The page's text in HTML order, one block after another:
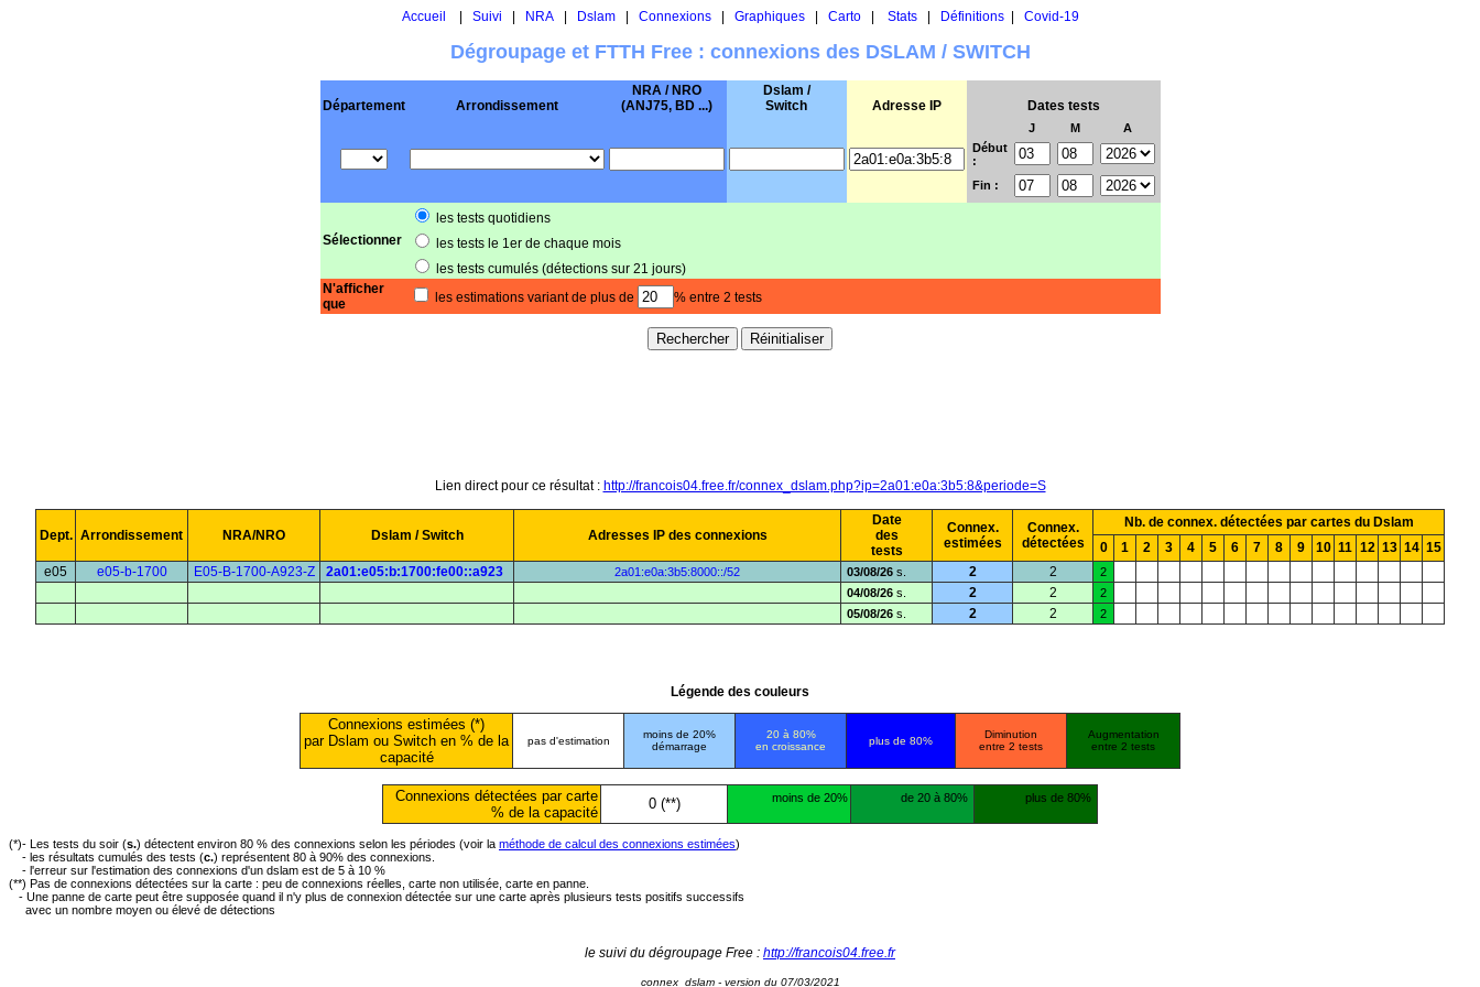
Accueil Suivi NRA| Dslam| Connexions| Graphiques| Carto| Stats| Définitions| Covid-19
Dégroupage et FTTH Free : connexions des DSLAM / SWITCH
Département Arrondissement
NRA / NRO
(ANJ75, BD ...)
Dslam /
Switch
Adresse IP Dates tests
J M
A
Début
:
Fin :
Sélectionner
les tests quotidiens
les tests le 1er de chaque mois
les tests cumulés (détections sur 21 jours)
N'afficher
que
les estimations variant de plus de % entre 2 tests
Lien direct pour ce résultat : http://francois04.free.fr/connex_dslam.php?ip=2a01:e0a:3b5:8&periode=S
Dept. Arrondissement NRA/NRO Dslam / Switch Adresses IP des connexions
Date
des
tests
Connex.
estimées
Connex.
détectées
Nb. de connex. détectées par cartes du Dslam
0
1 2 3 4 5 6 7 8 9 10 11 12 13 14 15
e05
e05-b-1700 E05-B-1700-A923-Z 2a01:e05:b:1700:fe00::a923 2a01:e0a:3b5:8000::/52 03/08/26 s. 2 2
2
04/08/26 s. 2 2
2
05/08/26 s. 2 2 2
Légende des couleurs
Connexions estimées (*)
par Dslam ou Switch en % de la
capacité
pas d'estimation
moins de 20%
démarrage
20 à 80%
en croissance
plus de 80%
Diminution
entre 2 tests
Augmentation
entre 2 tests
Connexions détectées par carte
% de la capacité
0 (**) moins de 20% de 20 à 80% plus de 80%
(*)- Les tests du soir (s.) détectent environ 80 % des connexions selon les périodes (voir la méthode de calcul des connexions estimées)
- les résultats cumulés des tests (c.) représentent 80 à 90% des connexions.
- l'erreur sur l'estimation des connexions d'un dslam est de 5 à 10 %
(**) Pas de connexions détectées sur la carte : peu de connexions réelles, carte non utilisée, carte en panne.
- Une panne de carte peut être supposée quand il n'y plus de connexion détectée sur une carte après plusieurs tests positifs successifs
avec un nombre moyen ou élevé de détections
le suivi du dégroupage Free : http://francois04.free.fr
connex_dslam - version du 07/03/2021